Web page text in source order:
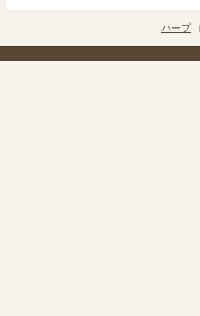
ハープ